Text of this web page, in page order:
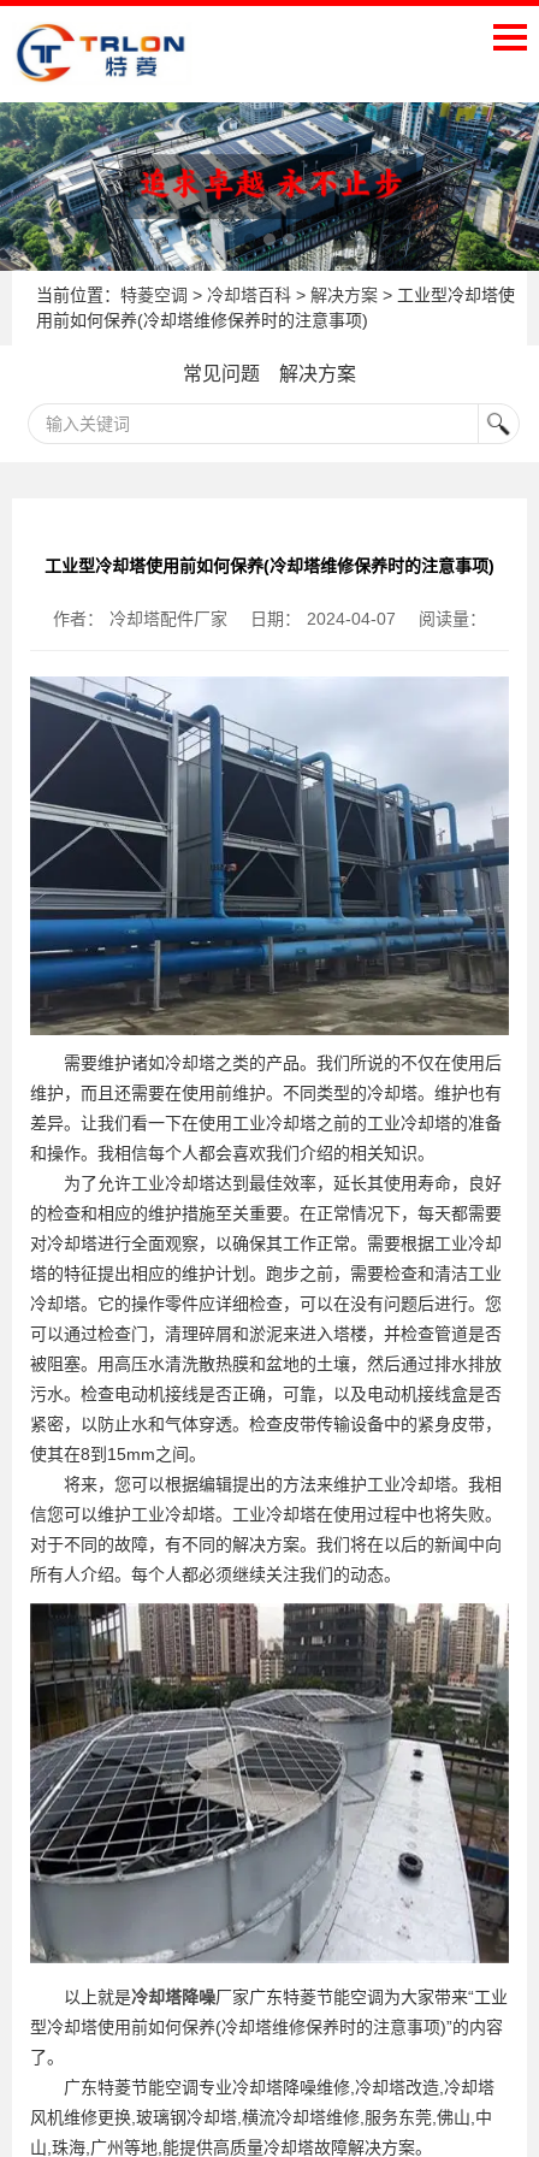
当前位置： 特菱空调 > 冷却塔百科 > 解决方案 > 工业型冷却塔使
用前如何保养(冷却塔维修保养时的注意事项)
常见问题 解决方案
工业型冷却塔使用前如何保养(冷却塔维修保养时的注意事项)
作者： 冷却塔配件厂家 日期： 2024-04-07 阅读量：
需要维护诸如冷却塔之类的产品。我们所说的不仅在使用后
维护，而且还需要在使用前维护。不同类型的冷却塔。维护也有
差异。让我们看一下在使用工业冷却塔之前的工业冷却塔的准备
和操作。我相信每个人都会喜欢我们介绍的相关知识。
为了允许工业冷却塔达到最佳效率，延长其使用寿命，良好
的检查和相应的维护措施至关重要。在正常情况下，每天都需要
对冷却塔进行全面观察，以确保其工作正常。需要根据工业冷却
塔的特征提出相应的维护计划。跑步之前，需要检查和清洁工业
冷却塔。它的操作零件应详细检查，可以在没有问题后进行。您
可以通过检查门，清理碎屑和淤泥来进入塔楼，并检查管道是否
被阻塞。用高压水清洗散热膜和盆地的土壤，然后通过排水排放
污水。检查电动机接线是否正确，可靠，以及电动机接线盒是否
紧密，以防止水和气体穿透。检查皮带传输设备中的紧身皮带，
使其在8到15mm之间。
将来，您可以根据编辑提出的方法来维护工业冷却塔。我相
信您可以维护工业冷却塔。工业冷却塔在使用过程中也将失败。
对于不同的故障，有不同的解决方案。我们将在以后的新闻中向
所有人介绍。每个人都必须继续关注我们的动态。
以上就是冷却塔降噪厂家广东特菱节能空调为大家带来“工业
型冷却塔使用前如何保养(冷却塔维修保养时的注意事项)”的内容
了。
广东特菱节能空调专业冷却塔降噪维修,冷却塔改造,冷却塔
风机维修更换,玻璃钢冷却塔,横流冷却塔维修,服务东莞,佛山,中
山,珠海,广州等地,能提供高质量冷却塔故障解决方案。